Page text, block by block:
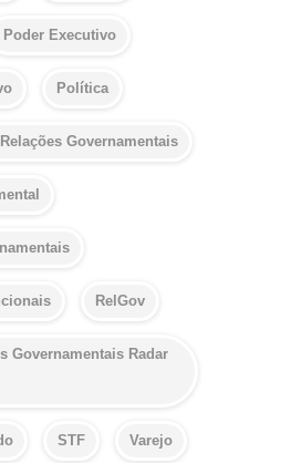
Poder Executivo
Política
Governamentais
RelGov
Governamentais Radar
STF Varejo